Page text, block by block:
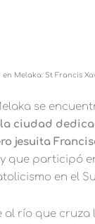
en Melaka: St Francis
se
ciudad
jesuita
que participó
en el
al río que cruza